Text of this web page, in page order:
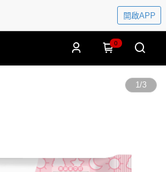
開啟APP
0
1/3